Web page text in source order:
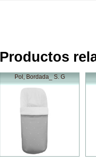
Productos
Pol, Bordada_ S. G